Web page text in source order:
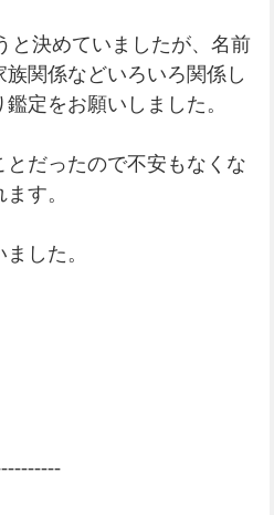
と決めていましたが、名前
関係などいろいろ関係し
定をお願いしました。
だったので不安もなくな
す。
した。